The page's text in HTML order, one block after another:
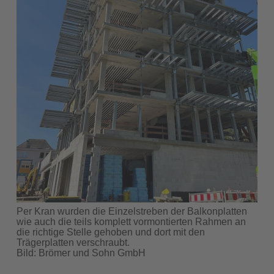
Per Kran wurden die Einzelstreben der Balkonplatten
wie auch die teils komplett vormontierten Rahmen an
die richtige Stelle gehoben und dort mit den
Trägerplatten verschraubt.
Bild: Brömer und Sohn GmbH